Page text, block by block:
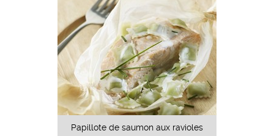
Papillote de saumon aux ravioles